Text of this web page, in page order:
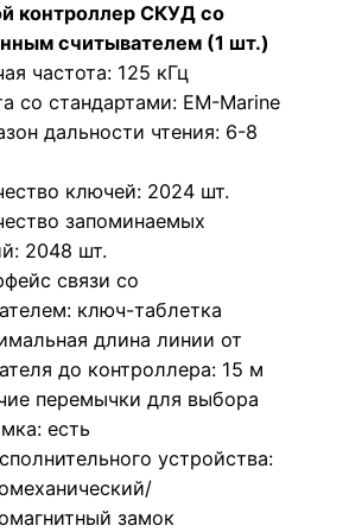
контроллер СКУД со
считывателем (1 шт.)
частота: 125 кГц
со стандартами: EM-Marine
дальности чтения: 6-8
ключей: 2024 шт.
запоминаемых
2048 шт.
связи со
ключ-таблетка
длина линии от
до контроллера: 15 м
перемычки для выбора
есть
устройства:
замок